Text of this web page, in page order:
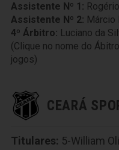
Assistente Nº 1:
Assistente Nº 2: Márcio
4º Árbitro: Luciano da
(Clique no nome do
jogos)
CEARÁ
Titulares: 5-William